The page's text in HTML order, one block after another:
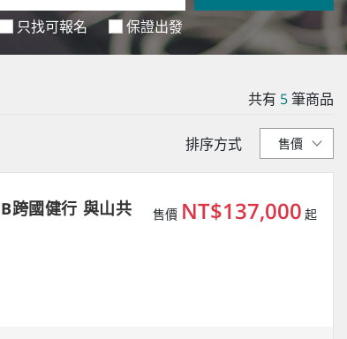
只找可報名 保證出發
共有 5筆商品
排序方式
跨國健行 與山共
售價 NT$137,000 起